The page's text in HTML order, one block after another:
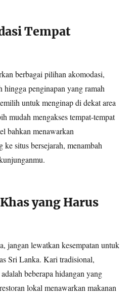
Tempat
berbagai pilihan akomodasi,
penginapan yang ramah
untuk menginap di dekat area
mudah mengakses tempat-tempat
bahkan menawarkan
ke situs bersejarah, menambah
yang Harus
jangan lewatkan kesempatan untuk
Sri Lanka. Kari tradisional,
beberapa hidangan yang
lokal menawarkan makanan